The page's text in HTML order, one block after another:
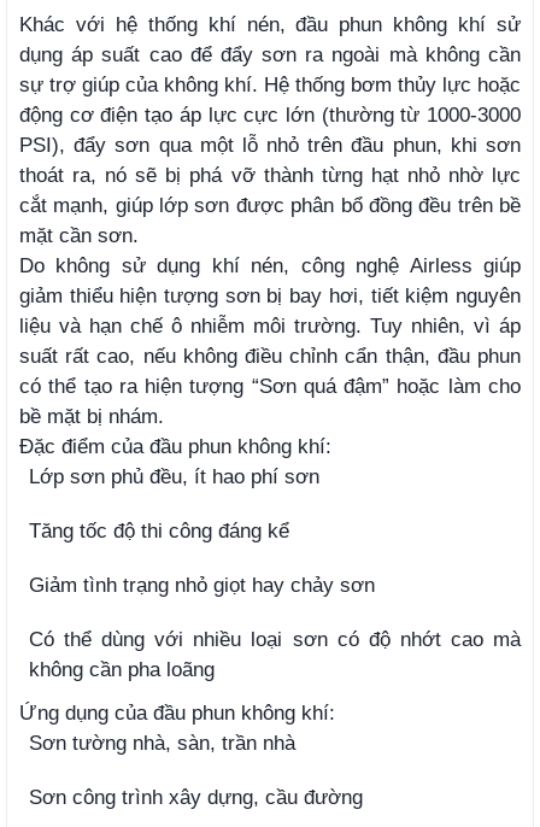
Khác với hệ thống khí nén, đầu phun không khí sử
dụng áp suất cao để đẩy sơn ra ngoài mà không cần
sự trợ giúp của không khí. Hệ thống bơm thủy lực hoặc
động cơ điện tạo áp lực cực lớn (thường từ 1000-3000
PSI), đẩy sơn qua một lỗ nhỏ trên đầu phun, khi sơn
thoát ra, nó sẽ bị phá vỡ thành từng hạt nhỏ nhờ lực
cắt mạnh, giúp lớp sơn được phân bổ đồng đều trên bề
mặt cần sơn.
Do không sử dụng khí nén, công nghệ Airless giúp
giảm thiểu hiện tượng sơn bị bay hơi, tiết kiệm nguyên
liệu và hạn chế ô nhiễm môi trường. Tuy nhiên, vì áp
suất rất cao, nếu không điều chỉnh cẩn thận, đầu phun
có thể tạo ra hiện tượng “Sơn quá đậm” hoặc làm cho
bề mặt bị nhám.
Đặc điểm của đầu phun không khí:
Lớp sơn phủ đều, ít hao phí sơn
Tăng tốc độ thi công đáng kể
Giảm tình trạng nhỏ giọt hay chảy sơn
Có thể dùng với nhiều loại sơn có độ nhớt cao mà
không cần pha loãng
Ứng dụng của đầu phun không khí:
Sơn tường nhà, sàn, trần nhà
Sơn công trình xây dựng, cầu đường